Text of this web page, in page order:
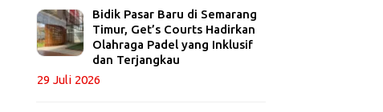
Bidik Pasar Baru di Semarang
Timur, Get’s Courts Hadirkan
Olahraga Padel yang Inklusif
dan Terjangkau
29 Juli 2026